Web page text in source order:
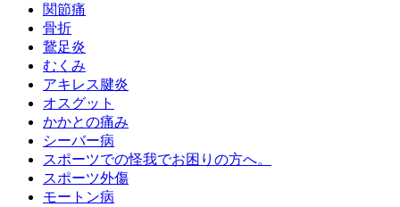
関節痛
骨折
鵞足炎
むくみ
アキレス腱炎
オスグット
かかとの痛み
シーバー病
スポーツでの怪我でお困りの方へ。
スポーツ外傷
モートン病